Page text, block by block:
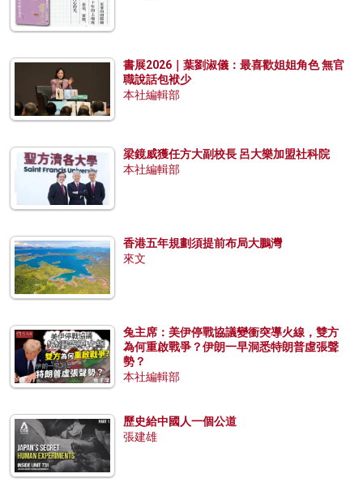
書展2026｜葉劉淑儀：最喜歡姐姐角色 無官
職說話包袱少
本社編輯部
梁鏡威獲任方大副校長 呂大樂加盟社科院
本社編輯部
香港五年規劃須提前布局大鵬灣
來文
兔主席：美伊停戰協議變衝突導火線，雙方
為何重啟戰爭？伊朗一早洞悉特朗普虛張聲
勢？
本社編輯部
歷史給中國人一個公道
張建雄